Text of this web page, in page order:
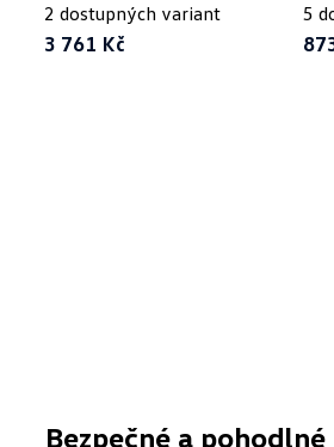
2 dostupných variant
3 761 Kč
5
Bezpečné a